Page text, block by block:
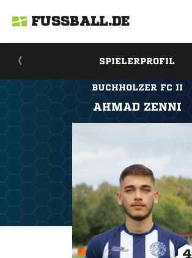
FUSSBALL.DE
SPIELERPROFIL
BUCHHOLZER FC II
AHMAD ZENNI
4